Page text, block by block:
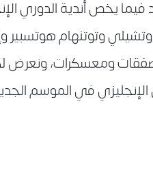
يخص أندية الدوري
وتوتنهام هوتسبير
ومعسكرات، ونعرض
في الموسم